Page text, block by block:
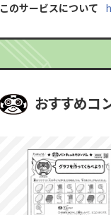
このサービスについて
おすすめコ